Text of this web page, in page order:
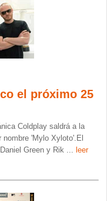
el próximo 25
Coldplay saldrá a la
nombre 'Mylo Xyloto'.El
Green y Rik
leer